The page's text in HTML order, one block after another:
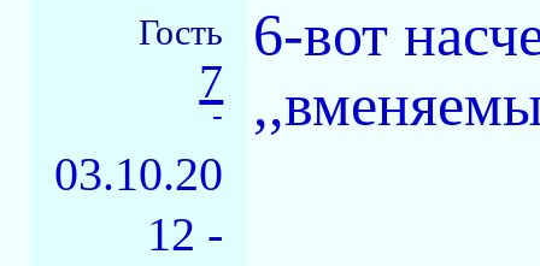
Гость
7
-
03.10.20
12 -
6-вот